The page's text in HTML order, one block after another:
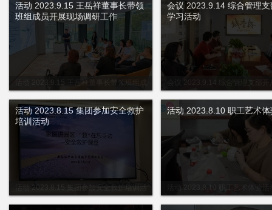
编》
活动 2023.9.15 王岳祥董事长带领班组成
活动 2023.9.15 王岳祥董事长带领
班组成员开展现场调研工作
会议 2023.9.14 综合管理支
学习活动
活动 2023.8.15 集团参加安全救护培训活
活动 2023.8.15 集团参加安全救护
培训活动
活动 2023.8.10 职工艺术体验活
活动 2023.8.10 职工艺术体